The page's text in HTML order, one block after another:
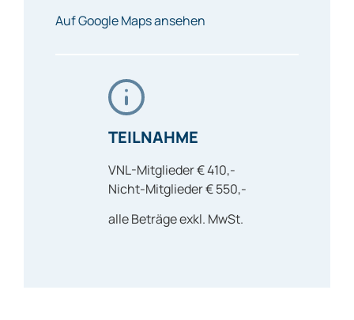
Auf Google Maps ansehen
TEILNAHME
VNL-Mitglieder € 410,-
Nicht-Mitglieder € 550,-
alle Beträge exkl. MwSt.